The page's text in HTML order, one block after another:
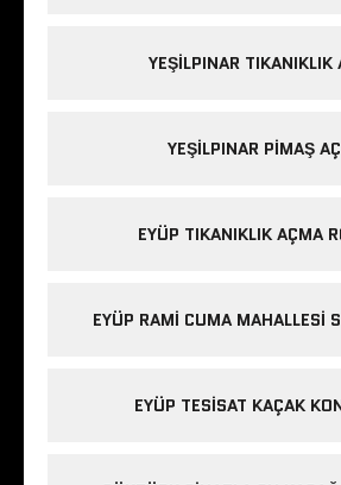
YEŞILPINAR TIKANIKLIK
YEŞILPINAR PIMAŞ
EYÜP TIKANIKLIK AÇMA
EYÜP RAMI CUMA MAHALLESI
EYÜP TESISAT KAÇAK